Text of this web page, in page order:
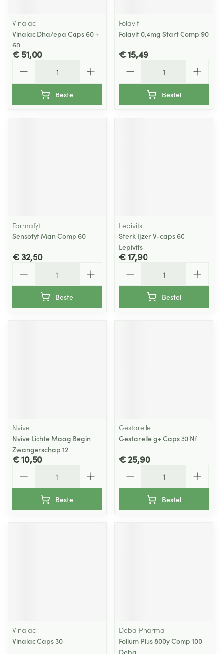
Vinalac
Vinalac Dha/epa Caps 60 +
60
€ 51,00
Bestel
Folavit
Folavit 0,4mg Start Comp 90
€ 15,49
Bestel
Farmafyt
Sensofyt Man Comp 60
€ 32,50
Bestel
Lepivits
Sterk Ijzer V-caps 60
Lepivits
€ 17,90
Bestel
Nvive
Nvive Lichte Maag Begin
Zwangerschap 12
€ 10,50
Bestel
Gestarelle
Gestarelle g+ Caps 30 Nf
€ 25,90
Bestel
Vinalac
Vinalac Caps 30
Deba Pharma
Folium Plus 800y Comp 100
Deba